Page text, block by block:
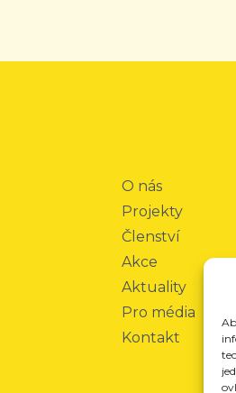
O nás
Projekty
Členství
Akce
Aktuality
Pro média
Kontakt